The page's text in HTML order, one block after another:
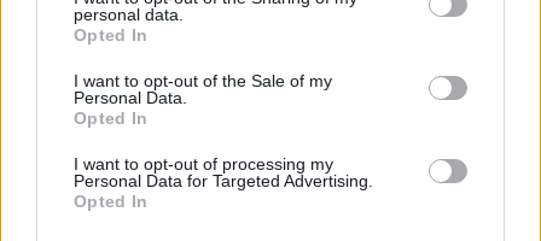
grant or deny consent to Google and its third-party tags to
use your data for below specified purposes in below Google
consent section.
personal data.
Opted In
I want to opt-out of the Sale of my
Personal Data.
Opted In
I want to opt-out of processing my
Personal Data for Targeted Advertising.
Opted In
AUTORE
Andrea Conforti